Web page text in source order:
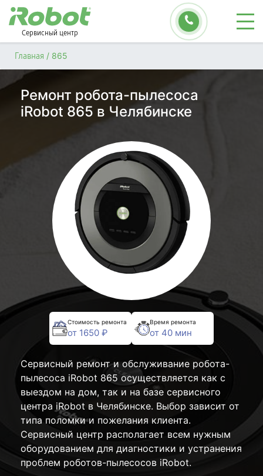
Сервисный центр
Главная / 865
Ремонт робота-пылесоса
iRobot 865 в Челябинске
Стоимость ремонта
от 1650 ₽
Время ремонта
от 40 мин
Сервисный ремонт и обслуживание робота-
пылесоса iRobot 865 осуществляется как с
выездом на дом, так и на базе сервисного
центра iRobot в Челябинске. Выбор зависит от
типа поломки и пожелания клиента.
Сервисный центр располагает всем нужным
оборудованием для диагностики и устранения
проблем роботов-пылесосов iRobot.